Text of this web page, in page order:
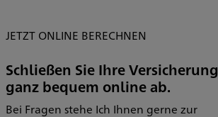
JETZT ONLINE BERECHNEN
Schließen Sie Ihre Versicherung
ganz bequem online ab.
Bei Fragen stehe Ich Ihnen gerne zur